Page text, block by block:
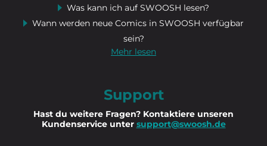
Was kann ich auf SWOOSH lesen?
Wann werden neue Comics in SWOOSH verfügbar
sein?
Mehr lesen
Support
Hast du weitere Fragen? Kontaktiere unseren
Kundenservice unter support@swoosh.de